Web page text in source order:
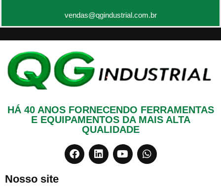
vendas@qgindustrial.com.br
HÁ 40 ANOS FORNECENDO FERRAMENTAS
E EQUIPAMENTOS DA MAIS ALTA
QUALIDADE
Nosso site